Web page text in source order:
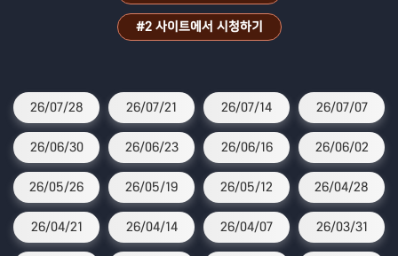
#2 사이트에서 시청하기
26/07/28 26/07/21 26/07/14 26/07/07
26/06/30 26/06/23 26/06/16 26/06/02
26/05/26 26/05/19 26/05/12 26/04/28
26/04/21 26/04/14 26/04/07 26/03/31